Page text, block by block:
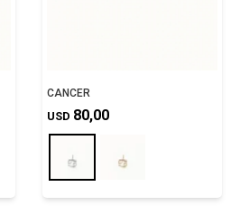
CANCER
USD 80,00